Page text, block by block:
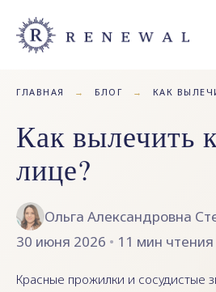
ГЛАВНАЯ → БЛОГ → КАК
Как вылечить
лице?
Ольга Александровна
30 июня 2026 • 11 мин чтения
Красные прожилки и сосудистые